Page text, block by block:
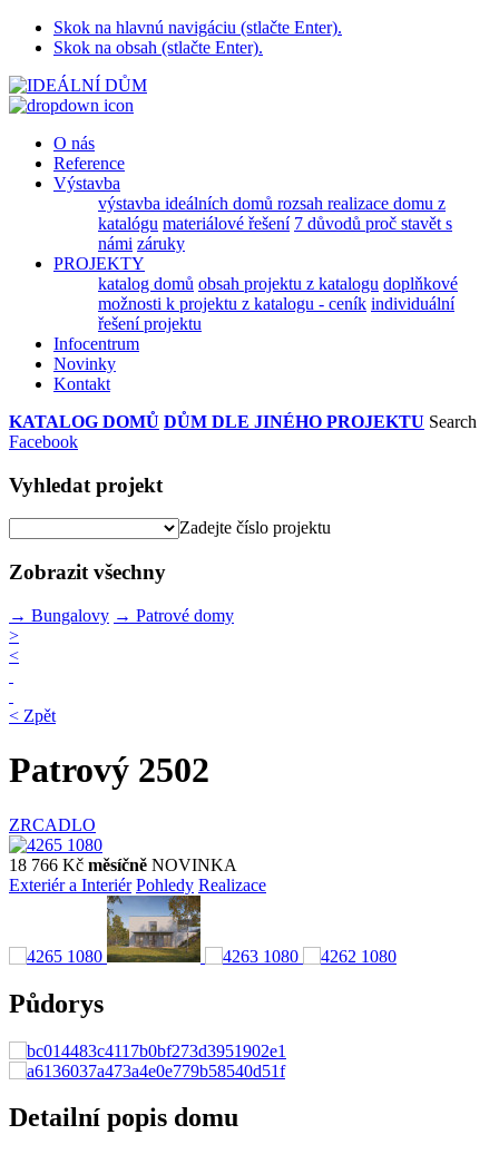
Skok na hlavnú navigáciu (stlačte Enter).
Skok na obsah (stlačte Enter).
O nás
Reference
Výstavba
výstavba ideálních domů rozsah realizace domu z
katalógu materiálové řešení 7 důvodů proč stavět s
námi záruky
PROJEKTY
katalog domů obsah projektu z katalogu doplňkové
možnosti k projektu z katalogu - ceník individuální
řešení projektu
Infocentrum
Novinky
Kontakt
KATALOG DOMŮ DŮM DLE JINÉHO PROJEKTU Search
Facebook
Vyhledat projekt
Zadejte číslo projektu
Zobrazit všechny
→ Bungalovy → Patrové domy
>
<
< Zpět
Patrový 2502
ZRCADLO
18 766 Kč měsíčně NOVINKA
Exteriér a Interiér Pohledy Realizace
Půdorys
Detailní popis domu